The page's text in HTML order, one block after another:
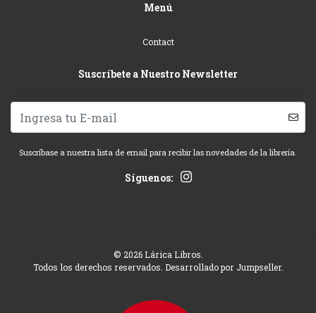
Menú
Contact
Suscríbete a Nuestro Newsletter
Suscríbase a nuestra lista de email para recibir las novedades de la librería.
Síguenos:
© 2026 Lárica Libros.
Todos los derechos reservados. Desarrollado por Jumpseller.